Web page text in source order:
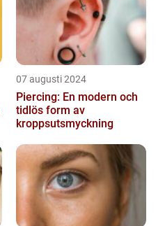
07 augusti 2024
Piercing: En modern och
tidlös form av
kroppsutsmyckning